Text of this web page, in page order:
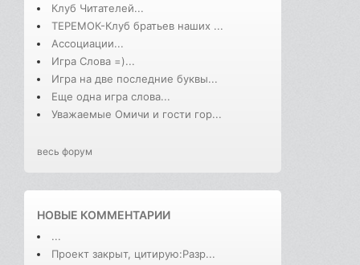
Клуб Читателей...
ТЕРЕМОК-Клуб братьев наших ...
Ассоциации...
Игра Слова =)...
Игра на две последние буквы...
Еще одна игра слова...
Уважаемые Омичи и гости гор...
весь форум
НОВЫЕ КОММЕНТАРИИ
...
Проект закрыт, цитирую:Разр...